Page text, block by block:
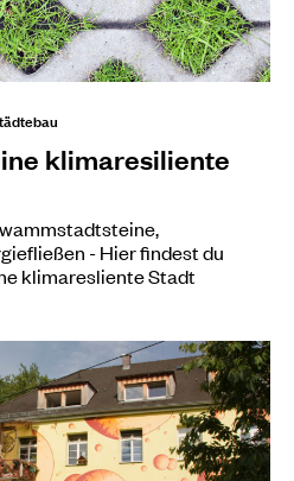
klimaresiliente
- Hier findest du
klimaresliente Stadt